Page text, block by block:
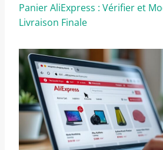
Panier AliExpress : Vérifier et
Livraison Finale